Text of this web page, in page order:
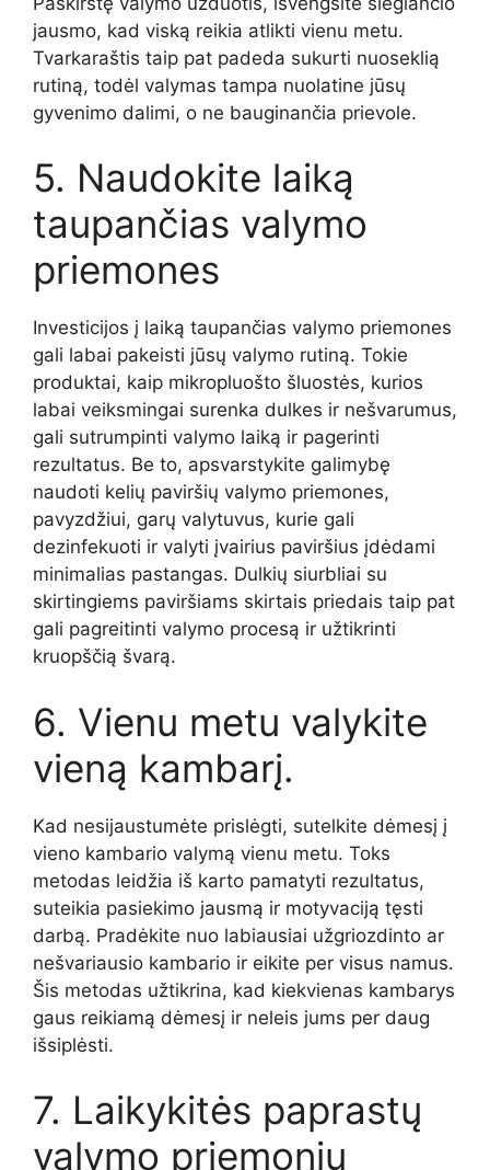
jausmo, kad viską reikia atlikti vienu metu.
Tvarkaraštis taip pat padeda sukurti nuoseklią
rutiną, todėl valymas tampa nuolatine jūsų
gyvenimo dalimi, o ne bauginančia prievole.
5. Naudokite laiką
taupančias valymo
priemones
Investicijos į laiką taupančias valymo priemones
gali labai pakeisti jūsų valymo rutiną. Tokie
produktai, kaip mikropluošto šluostės, kurios
labai veiksmingai surenka dulkes ir nešvarumus,
gali sutrumpinti valymo laiką ir pagerinti
rezultatus. Be to, apsvarstykite galimybę
naudoti kelių paviršių valymo priemones,
pavyzdžiui, garų valytuvus, kurie gali
dezinfekuoti ir valyti įvairius paviršius įdėdami
minimalias pastangas. Dulkių siurbliai su
skirtingiems paviršiams skirtais priedais taip pat
gali pagreitinti valymo procesą ir užtikrinti
kruopščią švarą.
6. Vienu metu valykite
vieną kambarį.
Kad nesijaustumėte prislėgti, sutelkite dėmesį į
vieno kambario valymą vienu metu. Toks
metodas leidžia iš karto pamatyti rezultatus,
suteikia pasiekimo jausmą ir motyvaciją tęsti
darbą. Pradėkite nuo labiausiai užgriozdinto ar
nešvariausio kambario ir eikite per visus namus.
Šis metodas užtikrina, kad kiekvienas kambarys
gaus reikiamą dėmesį ir neleis jums per daug
išsiplėsti.
7. Laikykitės paprastų
valymo priemonių